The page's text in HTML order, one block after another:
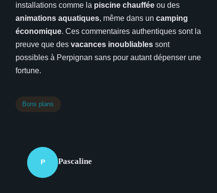
installations comme la piscine chauffée ou des
animations aquatiques, même dans un camping
économique. Ces commentaires authentiques sont la
preuve que des vacances inoubliables sont
possibles à Perpignan sans pour autant dépenser une
fortune.
Bons plans
P Pascaline